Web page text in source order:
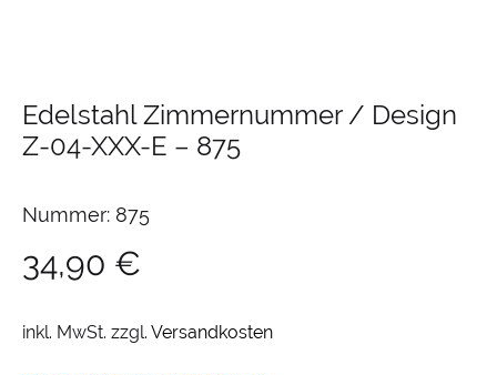
Edelstahl Zimmernummer / Design
Z-04-XXX-E – 875
Nummer: 875
34,90 €
inkl. MwSt. zzgl. Versandkosten